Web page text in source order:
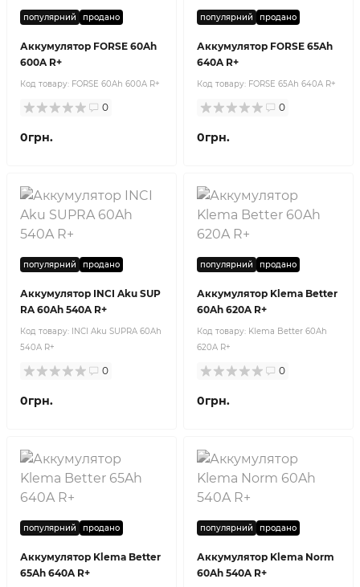
популярний продано
Аккумулятор FORSE 60Ah
600A R+
Код товару: FORSE 60Ah 600A R+
0
0грн.
популярний продано
Аккумулятор FORSE 65Ah
640A R+
Код товару: FORSE 65Ah 640A R+
0
0грн.
популярний продано
Аккумулятор INCI Aku SUP
RA 60Ah 540A R+
Код товару: INCI Aku SUPRA 60Ah
540A R+
0
0грн.
популярний продано
Аккумулятор Klema Better
60Ah 620A R+
Код товару: Klema Better 60Ah
620A R+
0
0грн.
популярний продано
Аккумулятор Klema Better
65Ah 640A R+
популярний продано
Аккумулятор Klema Norm
60Ah 540A R+